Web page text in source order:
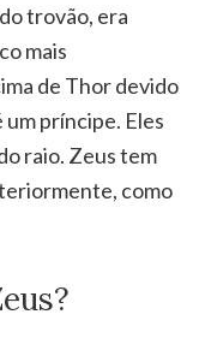
trovão, era
mais
de Thor devido
príncipe. Eles
raio. Zeus tem
como